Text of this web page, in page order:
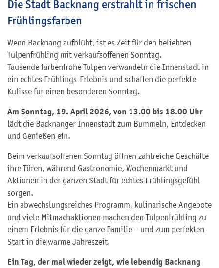
Die Stadt Backnang erstrahlt in frischen
Frühlingsfarben
Wenn Backnang aufblüht, ist es Zeit für den beliebten
Tulpenfrühling mit verkaufsoffenen Sonntag.
Tausende farbenfrohe Tulpen verwandeln die Innenstadt in
ein echtes Frühlings-Erlebnis und schaffen die perfekte
Kulisse für einen besonderen Sonntag.
Am Sonntag, 19. April 2026, von 13.00 bis 18.00 Uhr
lädt die Backnanger Innenstadt zum Bummeln, Entdecken
und Genießen ein.
Beim verkaufsoffenen Sonntag öffnen zahlreiche Geschäfte
ihre Türen, während Gastronomie, Wochenmarkt und
Aktionen in der ganzen Stadt für echtes Frühlingsgefühl
sorgen.
Ein abwechslungsreiches Programm, kulinarische Angebote
und viele Mitmachaktionen machen den Tulpenfrühling zu
einem Erlebnis für die ganze Familie – und zum perfekten
Start in die warme Jahreszeit.
Ein Tag, der mal wieder zeigt, wie lebendig Backnang